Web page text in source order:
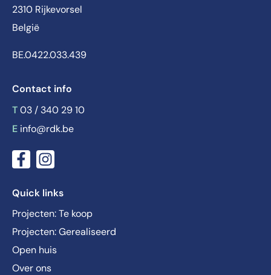
2310 Rijkevorsel
België
BE.0422.033.439
Contact info
T 03 / 340 29 10
E info@rdk.be
Quick links
Projecten: Te koop
Projecten: Gerealiseerd
Open huis
Over ons